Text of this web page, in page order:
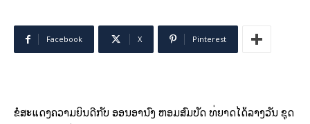
Facebook X Pinterest
ຂໍສະແດງຄວາມຍິນດີກັບ ອອນອານົງ ຫອມສົມບັດ ທີ່ຍາດໄດ້ລາງວັນ ຊຸດ